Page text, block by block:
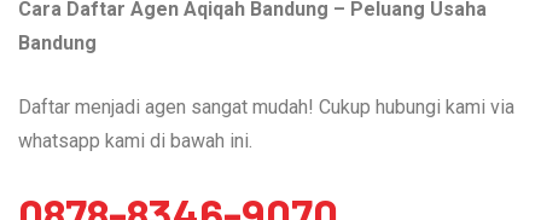
Cara Daftar Agen Aqiqah Bandung – Peluang Usaha
Bandung
Daftar menjadi agen sangat mudah! Cukup hubungi kami via
whatsapp kami di bawah ini.